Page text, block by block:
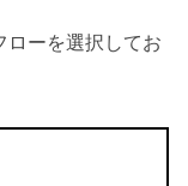
ローを選択してお